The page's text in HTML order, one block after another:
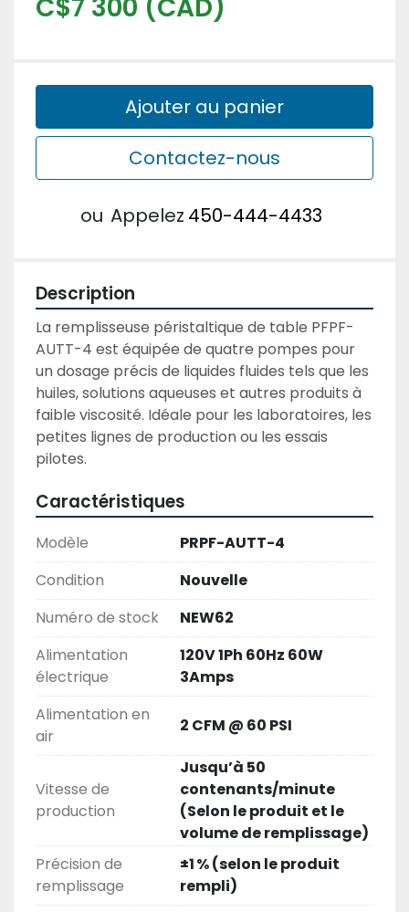
C$7 300 (CAD)
Ajouter au panier
Contactez-nous
ou Appelez 450-444-4433
Description
La remplisseuse péristaltique de table PFPF-
AUTT-4 est équipée de quatre pompes pour
un dosage précis de liquides fluides tels que les
huiles, solutions aqueuses et autres produits à
faible viscosité. Idéale pour les laboratoires, les
petites lignes de production ou les essais
pilotes.
Caractéristiques
Modèle
PRPF-AUTT-4
Condition
Nouvelle
Numéro de stock
NEW62
Alimentation
électrique
120V 1Ph 60Hz 60W
3Amps
Alimentation en
air
2 CFM @ 60 PSI
Vitesse de
production
Jusqu’à 50
contenants/minute
(Selon le produit et le
volume de remplissage)
Précision de
remplissage
±1 % (selon le produit
rempli)